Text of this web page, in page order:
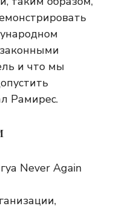
и что мы
Рамирес.
Never Again